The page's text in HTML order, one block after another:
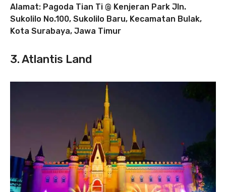
Alamat: Pagoda Tian Ti @ Kenjeran Park Jln.
Sukolilo No.100, Sukolilo Baru, Kecamatan Bulak,
Kota Surabaya, Jawa Timur
3. Atlantis Land